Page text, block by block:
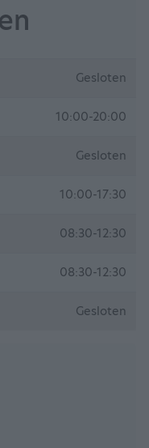
Gesloten
10:00-20:00
Gesloten
10:00-17:30
08:30-12:30
08:30-12:30
Gesloten